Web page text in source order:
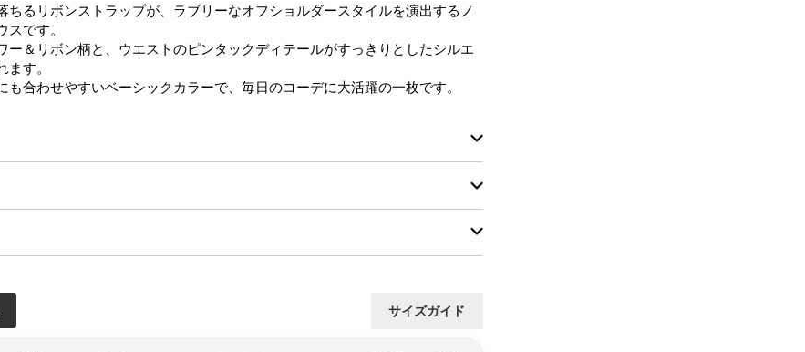
ちるリボンストラップが、ラブリーなオフショルダースタイルを演出するノ
です。
ー＆リボン柄と、ウエストのピンタックディテールがすっきりとしたシルエ
す。
も合わせやすいベーシックカラーで、毎日のコーデに大活躍の一枚です。
サイズガイド